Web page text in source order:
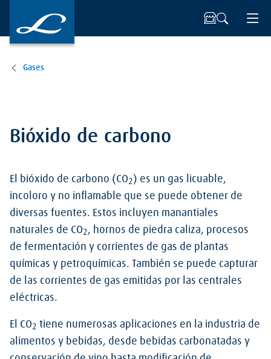
Gases
Bióxido de carbono
El bióxido de carbono (CO2 ) es un gas licuable,
incoloro y no inflamable que se puede obtener de
diversas fuentes. Estos incluyen manantiales
naturales de CO2, hornos de piedra caliza, procesos
de fermentación y corrientes de gas de plantas
químicas y petroquímicas. También se puede capturar
de las corrientes de gas emitidas por las centrales
eléctricas.
El CO2 tiene numerosas aplicaciones en la industria de
alimentos y bebidas, desde bebidas carbonatadas y